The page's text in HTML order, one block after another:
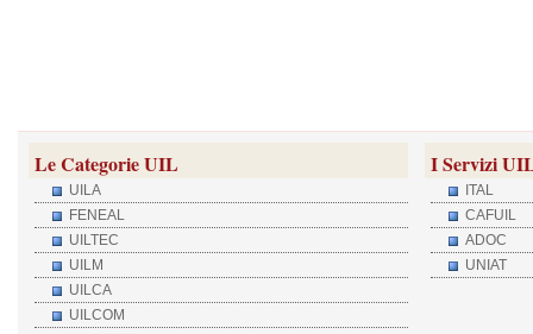
Le Categorie UIL
UILA
FENEAL
UILTEC
UILM
UILCA
UILCOM
I Servizi
ITAL
CAFUIL
ADOC
UNIAT